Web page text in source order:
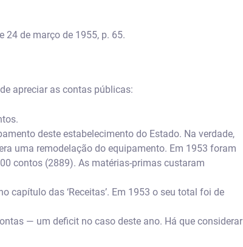
24 de março de 1955, p. 65.
apreciar as contas públicas:
deste estabelecimento do Estado. Na verdade,
uma remodelação do equipamento. Em 1953 foram
contos (2889). As matérias-primas custaram
capítulo das ‘Receitas’. Em 1953 o seu total foi de
— um deficit no caso deste ano. Há que considerar